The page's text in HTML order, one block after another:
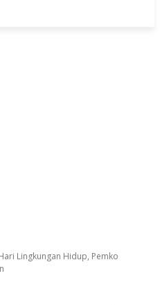
Lingkungan Hidup, Pemko